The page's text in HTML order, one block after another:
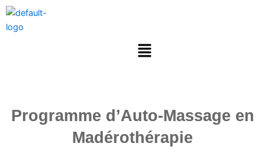
Aller
contenu
Menu
Programme d’Auto-Massage en
Madérothérapie